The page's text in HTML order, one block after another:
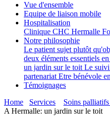
Vue d'ensemble
Equipe de liaison mobile
Hospitalisation
Clinique CHC Hermalle
Notre philosophie
Le patient sujet plutôt
deux éléments essentiels
un jardin sur le toitLe
partenariatEtre bénévole
Témoignages
Home
Services Soins
A Hermalle: un jardin sur le toit